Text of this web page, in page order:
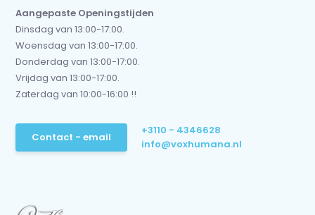
Aangepaste Openingstijden
Dinsdag van 13:00-17:00.
Woensdag van 13:00-17:00.
Donderdag van 13:00-17:00.
Vrijdag van 13:00-17:00.
Zaterdag van 10:00-16:00 !!
Contact - email
+3110 - 4346628
info@voxhumana.nl